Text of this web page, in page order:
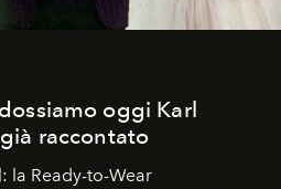
oggi Karl
raccontato
la Ready-to-Wear